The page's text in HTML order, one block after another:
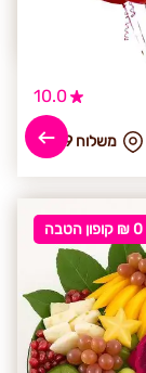
10.0
₪ משלוח 29